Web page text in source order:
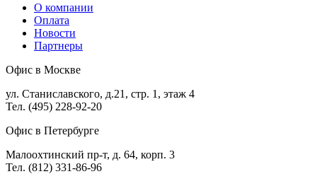
О компании
Оплата
Новости
Партнеры
Офис в Москве
ул. Станиславского, д.21, стр. 1, этаж 4
Тел. (495) 228-92-20
Офис в Петербурге
Малоохтинский пр-т, д. 64, корп. 3
Тел. (812) 331-86-96